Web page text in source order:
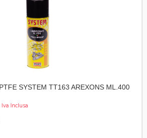
SYSTEM TT163 AREXONS ML.400
Inclusa